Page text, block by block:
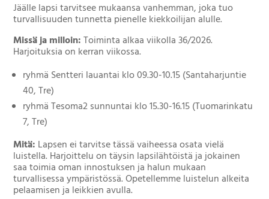
Jäälle lapsi tarvitsee mukaansa vanhemman, joka tuo
turvallisuuden tunnetta pienelle kiekkoilijan alulle.
Missä ja milloin:Toiminta alkaa viikolla 36/2026.
Harjoituksia on kerran viikossa.
ryhmä Sentteri lauantai klo 09.30-10.15 (Santaharjuntie
40, Tre)
ryhmä Tesoma2 sunnuntai klo 15.30-16.15 (Tuomarinkatu
7, Tre)
Mitä: Lapsen ei tarvitse tässä vaiheessa osata vielä
luistella. Harjoittelu on täysin lapsilähtöistä ja jokainen
saa toimia oman innostuksen ja halun mukaan
turvallisessa ympäristössä. Opetellemme luistelun alkeita
pelaamisen ja leikkien avulla.